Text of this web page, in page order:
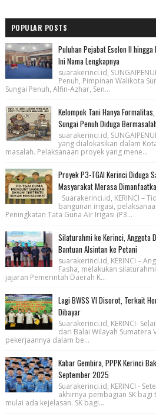
POPULAR POSTS
Puluhan Pejabat Eselon II
Ini Nama Lengkapnya
suarakerinci.id,
Penuh, Pimpinan Walikota
Sungai Penuh, Alfin-Azhar, Sen...
Kelompok Tani Hanya
Sungai Penuh Diduga Bermasalah
suarakerinci.id,
yang dialokasikan dalam
masalah. Pelaksanaan proyek yang mene...
Proyek P3-TGAI Kerinci Diduga
Masyarakat Merasa
Suarakerinci.id, KERINCI –
bangunan irigasi,
Peningkatan Tata Guna Air Irigasi (P3...
Silaturahmi ke Kerinci, Anggota
Bantuan Alsintan ke Petani
suarakerinci.id, KERINCI –
Fasha, melakukan
jajaran Pemerintah Daerah K...
Lagi BWSS VI Disorot, Terkait
Dibayar
Suarakerinci.id, KERINCI-
dari Balai Wilayah Sumatera
pekerjaannya dalam be...
Kabar Gembira, PPPK Kerinci
September 2025
Suarakerinci.id, KERINCI -
akhirnya pembagian SK bagi
mulai ada kejelasan. SK bagi...